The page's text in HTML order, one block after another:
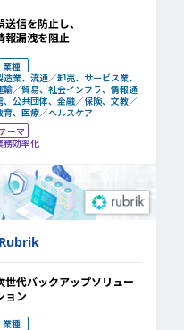
送信を防止し、
報漏洩を阻止
業種
造業、流通／卸売、サービス業、
輸／貿易、社会インフラ、情報通
、公共団体、金融／保険、文教／
育、医療／ヘルスケア
ーマ
務効率化
Rubrik
世代バックアップソリュー
ョン
業種